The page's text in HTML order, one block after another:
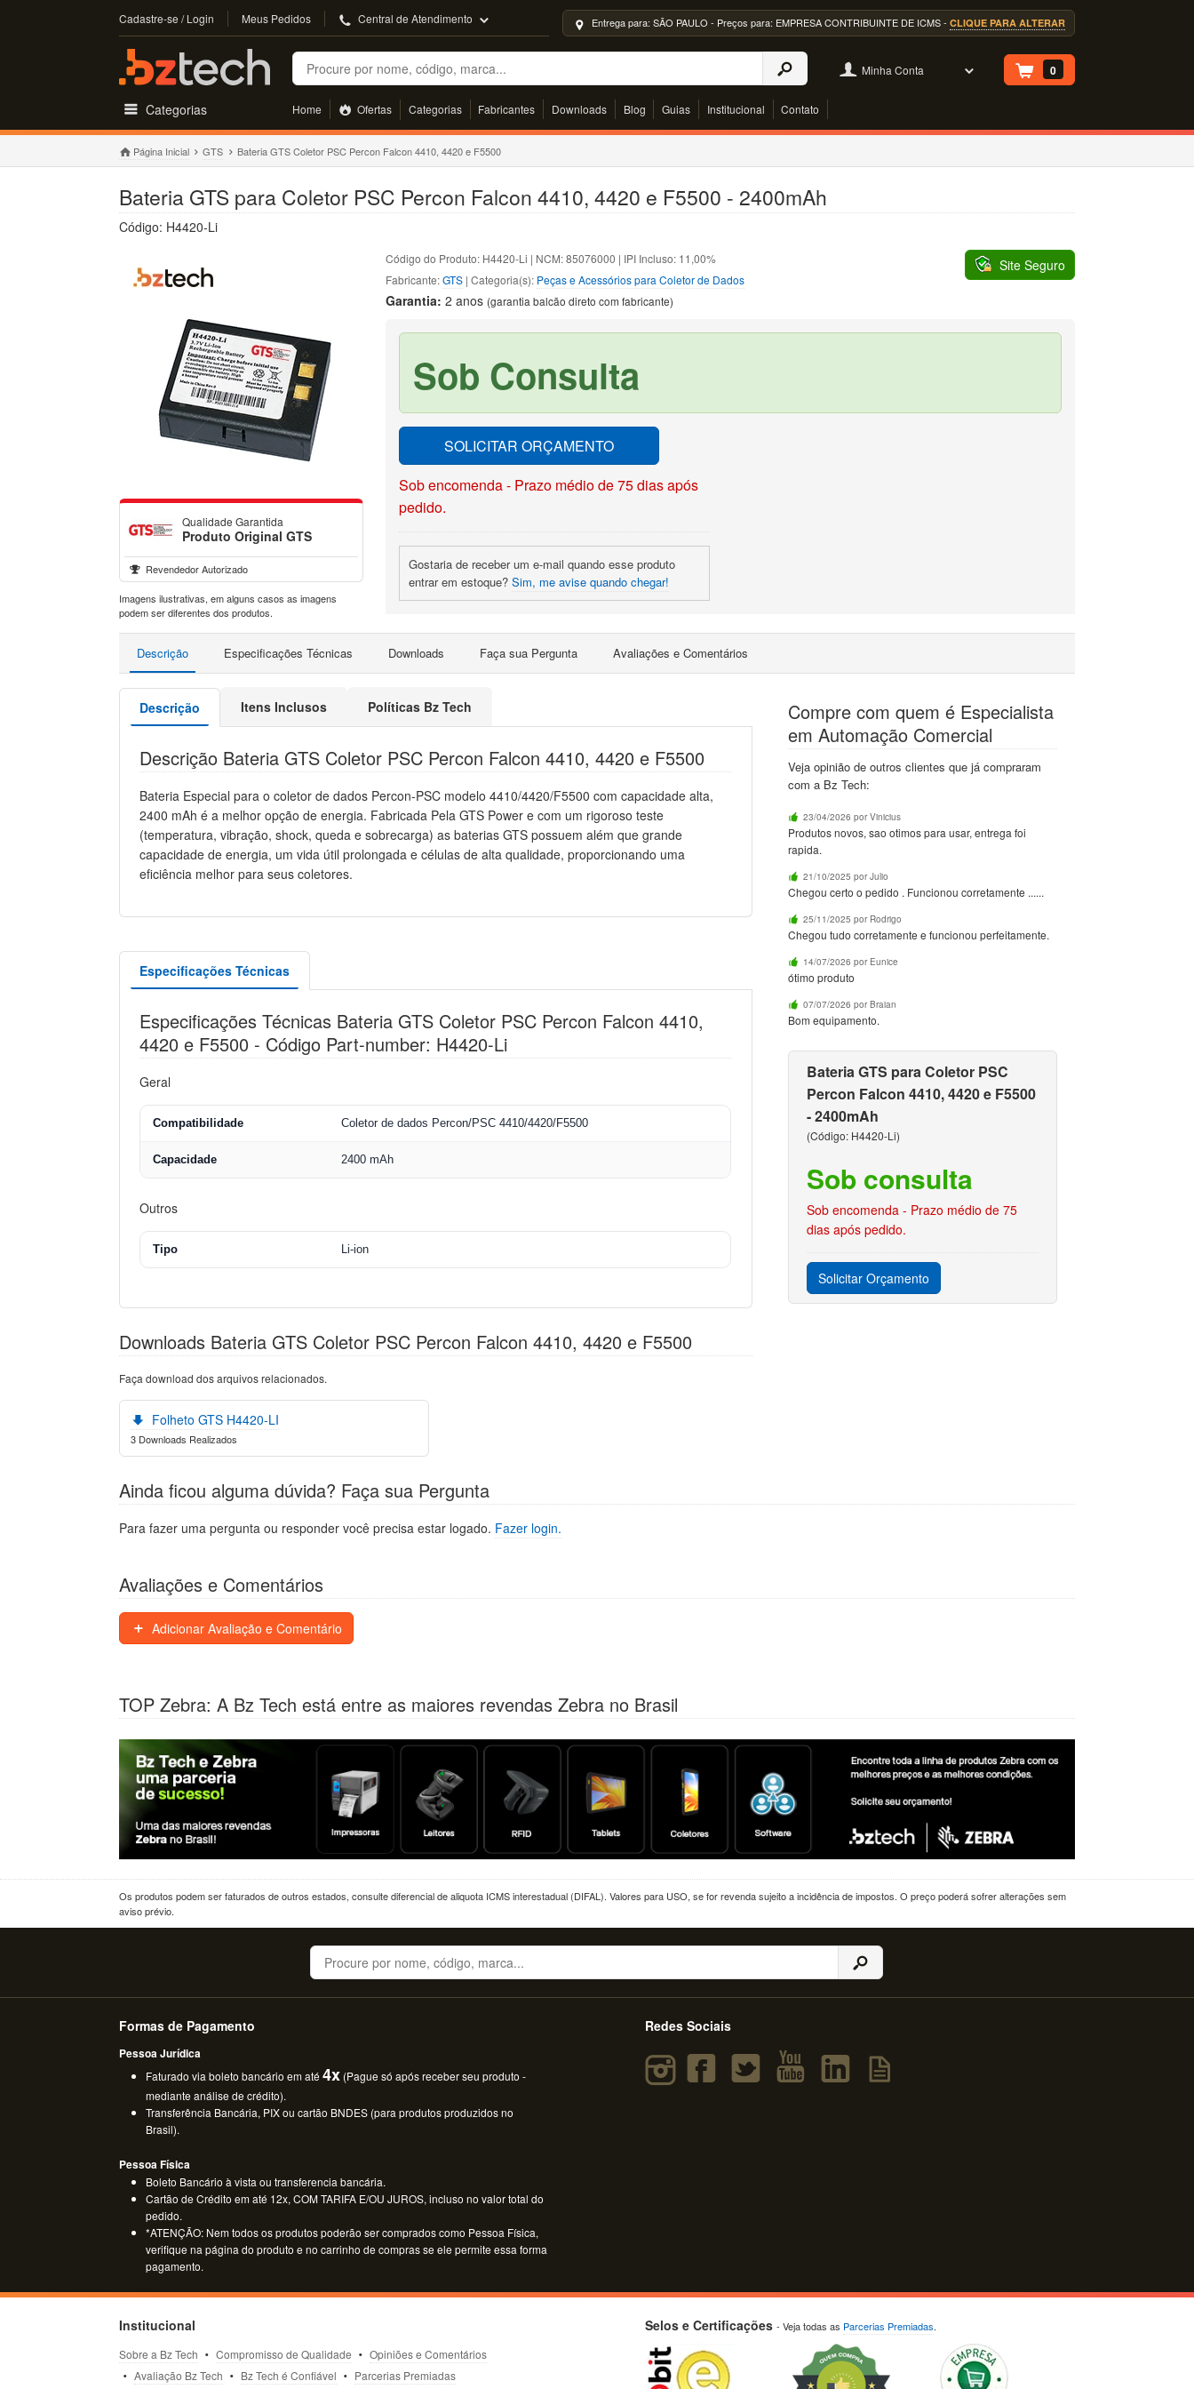
Cadastre-se / Login Meus Pedidos Central de Atendimento Entrega para: SÃO PAULO - Preços para: EMPRESA CONTRIBUINTE DE ICMS - CLIQUE PARA ALTERAR
Buscar
Minha Conta 0
Categorias Home Ofertas Categorias Fabricantes Downloads Blog Guias Institucional Contato
Página Inicial GTS Bateria GTS Coletor PSC Percon Falcon 4410, 4420 e F5500
Bateria GTS para Coletor PSC Percon Falcon 4410, 4420 e F5500 - 2400mAh
Código: H4420-Li
Site Seguro
Qualidade Garantida
Produto Original GTS
Revendedor Autorizado
Imagens ilustrativas, em alguns casos as imagens
podem ser diferentes dos produtos.
Código do Produto: H4420-Li | NCM: 85076000 | IPI Incluso: 11,00%
Fabricante:GTS | Categoria(s): Peças e Acessórios para Coletor de Dados
Garantia:2 anos (garantia balcão direto com fabricante)
Sob Consulta
SOLICITAR ORÇAMENTO
Sob encomenda - Prazo médio de 75 dias após
pedido.
Gostaria de receber um e-mail quando esse produto
entrar em estoque?Sim, me avise quando chegar!
Descrição Especificações Técnicas Downloads Faça sua Pergunta Avaliações e Comentários
Descrição Itens Inclusos Políticas Bz Tech
Descrição Bateria GTS Coletor PSC Percon Falcon 4410, 4420 e F5500
Bateria Especial para o coletor de dados Percon-PSC modelo 4410/4420/F5500 com capacidade alta,
2400 mAh é a melhor opção de energia. Fabricada Pela GTS Power e com um rigoroso teste
(temperatura, vibração, shock, queda e sobrecarga) as baterias GTS possuem além que grande
capacidade de energia, um vida útil prolongada e células de alta qualidade, proporcionando uma
eficiência melhor para seus coletores.
Especificações Técnicas
Especificações Técnicas Bateria GTS Coletor PSC Percon Falcon 4410,
4420 e F5500 - Código Part-number: H4420-Li
Geral
Compatibilidade Coletor de dados Percon/PSC 4410/4420/F5500
Capacidade 2400 mAh
Outros
Tipo Li-ion
Downloads Bateria GTS Coletor PSC Percon Falcon 4410, 4420 e F5500
Faça download dos arquivos relacionados.
Folheto GTS H4420-LI
3 Downloads Realizados
Compre com quem é Especialista
em Automação Comercial
Veja opinião de outros clientes que já compraram
com a Bz Tech:
23/04/2026 por Vinicius
Produtos novos, sao otimos para usar, entrega foi
rapida.
21/10/2025 por Julio
Chegou certo o pedido . Funcionou corretamente ......
25/11/2025 por Rodrigo
Chegou tudo corretamente e funcionou perfeitamente.
14/07/2026 por Eunice
ótimo produto
07/07/2026 por Braian
Bom equipamento.
Bateria GTS para Coletor PSC
Percon Falcon 4410, 4420 e F5500
- 2400mAh
(Código: H4420-Li)
Sob consulta
Sob encomenda - Prazo médio de 75
dias após pedido.
Solicitar Orçamento
Ainda ficou alguma dúvida? Faça sua Pergunta
Para fazer uma pergunta ou responder você precisa estar logado. Fazer login.
Avaliações e Comentários
Adicionar Avaliação e Comentário
TOP Zebra: A Bz Tech está entre as maiores revendas Zebra no Brasil
Os produtos podem ser faturados de outros estados, consulte diferencial de aliquota ICMS interestadual (DIFAL). Valores para USO, se for revenda sujeito a incidência de impostos. O preço poderá sofrer alterações sem
aviso prévio.
Buscar
Formas de Pagamento
Pessoa Jurídica
Faturado via boleto bancário em até4x (Pague só após receber seu produto -
mediante análise de crédito).
Transferência Bancária, PIX ou cartão BNDES (para produtos produzidos no
Brasil).
Pessoa Física
Boleto Bancário à vista ou transferencia bancária.
Cartão de Crédito em até 12x, COM TARIFA E/OU JUROS, incluso no valor total do
pedido.
*ATENÇÃO: Nem todos os produtos poderão ser comprados como Pessoa Física,
verifique na página do produto e no carrinho de compras se ele permite essa forma
pagamento.
Redes Sociais
Institucional
Sobre a Bz Tech Compromisso de Qualidade
Opiniões e Comentários
Avaliação Bz Tech
Bz Tech é Confiável
Parcerias Premiadas
Selos e Certificações - Veja todas as Parcerias Premiadas.